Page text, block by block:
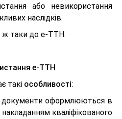
або невикористання
наслідків.
ж таки до е-ТТН.
е-ТТН
такі особливості:
документи оформлюються в
кваліфікованого